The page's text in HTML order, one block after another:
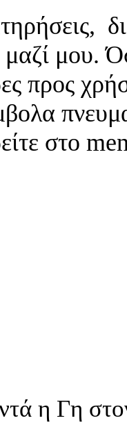
μαζί μου.
προς
στο
η Γη